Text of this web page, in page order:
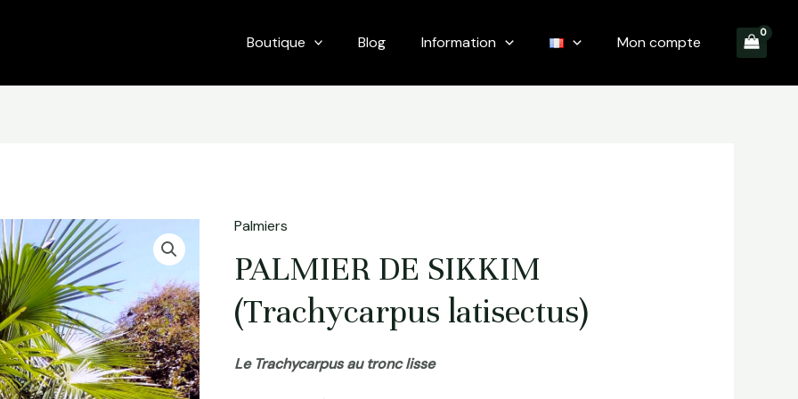
Boutique Blog Information Mon compte
Palmiers
PALMIER DE SIKKIM
(Trachycarpus latisectus)
Le Trachycarpus au tronc lisse